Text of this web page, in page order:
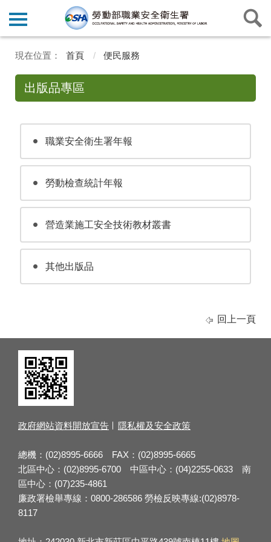
首頁 便民服務
出版品專區
職業安全衛生署年報
勞動檢查統計年報
營造業施工安全技術教材叢書
其他出版品
回上一頁
政府網站資料開放宣告 隱私權及安全政策
總機：(02)8995-6666 FAX：(02)8995-6665
北區中心：(02)8995-6700 中區中心：(04)2255-0633 南
區中心：(07)235-4861
廉政署檢舉專線：0800-286586 勞檢反映專線:(02)8978-
8117